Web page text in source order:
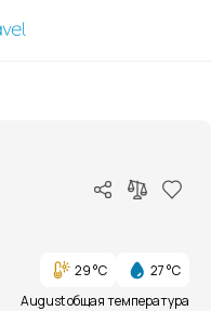
29 °C
27 °C
August общая температура